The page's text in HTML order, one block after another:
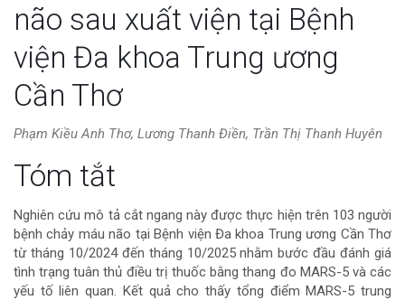
não sau xuất viện tại Bệnh
viện Đa khoa Trung ương
Cần Thơ
Phạm Kiều Anh Thơ, Lương Thanh Điền, Trần Thị Thanh Huyên
Nội
dung
chính
của
Tóm tắt
Nghiên cứu mô tả cắt ngang này được thực hiện trên 103 người
bệnh chảy máu não tại Bệnh viện Đa khoa Trung ương Cần Thơ
từ tháng 10/2024 đến tháng 10/2025 nhằm bước đầu đánh giá
tình trạng tuân thủ điều trị thuốc bằng thang đo MARS-5 và các
yếu tố liên quan. Kết quả cho thấy tổng điểm MARS-5 trung